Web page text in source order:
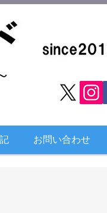
お問い合わせ